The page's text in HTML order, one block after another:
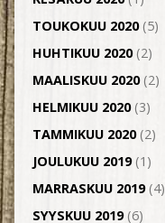
TOUKOKUU 2020(5)
HUHTIKUU 2020(2)
MAALISKUU 2020(2)
HELMIKUU 2020(3)
TAMMIKUU 2020(2)
JOULUKUU 2019(1)
MARRASKUU 2019(4)
SYYSKUU 2019(6)